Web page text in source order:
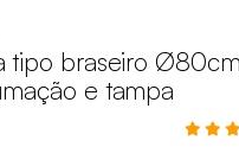
tipo braseiro
e tampa